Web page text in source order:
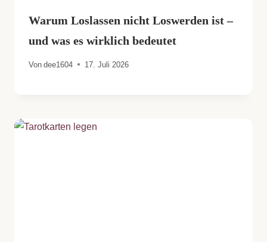
Warum Loslassen nicht Loswerden ist –
und was es wirklich bedeutet
Von dee1604 17. Juli 2026